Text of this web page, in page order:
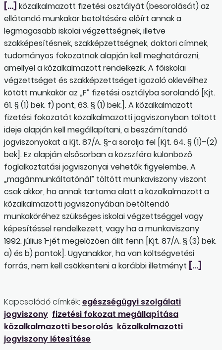
[…] közalkalmazott fizetési osztályát (besorolását) az
ellátandó munkakör betöltésére előírt annak a
legmagasabb iskolai végzettségnek, illetve
szakképesítésnek, szakképzettségnek, doktori címnek,
tudományos fokozatnak alapján kell meghatározni,
amellyel a közalkalmazott rendelkezik. A főiskolai
végzettséget és szakképzettséget igazoló oklevélhez
kötött munkakör az „F” fizetési osztályba sorolandó [Kjt.
61. § (1) bek. f) pont, 63. § (1) bek.]. A közalkalmazott
fizetési fokozatát közalkalmazotti jogviszonyban töltött
ideje alapján kell megállapítani, a beszámítandó
jogviszonyokat a Kjt. 87/A. §-a sorolja fel [Kjt. 64. § (1)–(2)
bek]. Ez alapján elsősorban a közszféra különböző
foglalkoztatási jogviszonyai vehetők figyelembe. A
„magánmunkáltatónál” töltött munkaviszony viszont
csak akkor, ha annak tartama alatt a közalkalmazott a
közalkalmazotti jogviszonyában betöltendő
munkaköréhez szükséges iskolai végzettséggel vagy
képesítéssel rendelkezett, vagy ha a munkaviszony
1992. július 1-jét megelőzően állt fenn [Kjt. 87/A. § (3) bek.
a) és b) pontok]. Ugyanakkor, ha van költségvetési
forrás, nem kell csökkenteni a korábbi illetményt […]
Kapcsolódó címkék: egészségügyi szolgálati
jogviszony fizetési fokozat megállapítása
közalkalmazotti besorolás közalkalmazotti
jogviszony létesítése